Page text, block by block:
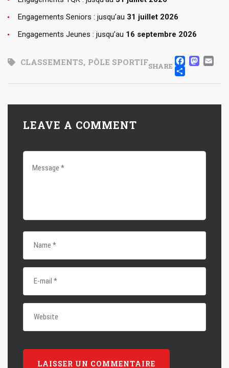
Engagements Seniors : jusqu’au 31 juillet 2026
Engagements Jeunes : jusqu’au 16 septembre 2026
CLASSEMENTS, PÔLE SPORTIFSHARE
LEAVE A COMMENT